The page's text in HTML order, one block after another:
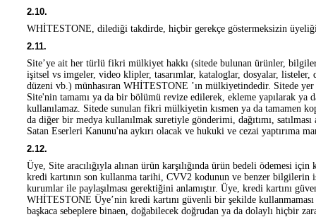
2.10.
WHİTESTONE, dilediği takdirde, hiçbir gerekçe göstermeksizin
2.11.
Site’ye ait her türlü fikri mülkiyet hakkı (sitede bulunan ürünler,
işitsel vs imgeler, video klipler, tasarımlar, kataloglar, dosyalar, listeler,
düzeni vb.) münhasıran WHİTESTONE ’ın mülkiyetindedir. Sitede
Site'nin tamamı ya da bir bölümü revize edilerek, ekleme yapılarak ya
kullanılamaz. Sitede sunulan fikri mülkiyetin kısmen ya da tamamen
da diğer bir medya kullanılmak suretiyle gönderimi, dağıtımı,
Satan Eserleri Kanunu'na aykırı olacak ve hukuki ve cezai yaptırıma
2.12.
Üye, Site aracılığıyla alınan ürün karşılığında ürün bedeli ödemesi
kredi kartının son kullanma tarihi, CVV2 kodunun ve benzer
kurumlar ile paylaşılması gerektiğini anlamıştır. Üye, kredi kartını
WHİTESTONE Üye’nin kredi kartını güvenli bir şekilde kullanmaması
başkaca sebeplere binaen, doğabilecek doğrudan ya da dolaylı hiçbir